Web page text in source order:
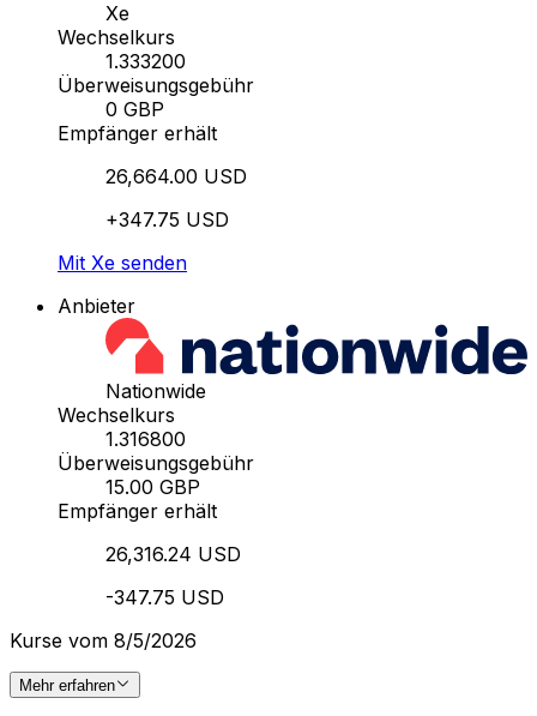
Xe
Wechselkurs
1.333200
Überweisungsgebühr
0 GBP
Empfänger erhält
26,664.00 USD
+347.75 USD
Mit Xe senden
Anbieter
Nationwide
Wechselkurs
1.316800
Überweisungsgebühr
15.00 GBP
Empfänger erhält
26,316.24 USD
-347.75 USD
Kurse vom 8/5/2026
Mehr erfahren